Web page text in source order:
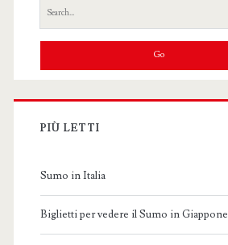
Search
for:
PIÙ LETTI
Sumo in Italia
Biglietti per vedere il Sumo in Giappone